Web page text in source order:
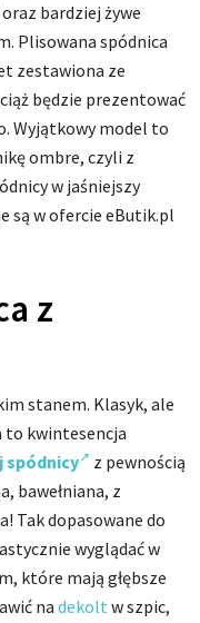
bardziej żywe
Plisowana spódnica
zestawiona ze
będzie prezentować
Wyjątkowy model to
ombre, czyli z
w jaśniejszy
są w ofercie eButik.pl
z
stanem. Klasyk, ale
to kwintesencja
spódnicy
z pewnością
bawełniana, z
Tak dopasowane do
wyglądać w
które mają głębsze
na dekolt w szpic,